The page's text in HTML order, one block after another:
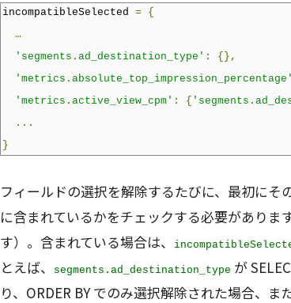
incompatibleSelected =
{
…
'segments.ad_destination_type' :
{},
'metrics.absolute_top_impression_percentage'
'metrics.active_view_cpm' : {
...
}
フィールドの選択を解除するたびに、最初にそ
に含まれているかをチェックする必要がありま
す）。含まれている場合は、
とえば、
segments.ad_destination_type が
り、ORDER BY でのみ選択解除された場合、ま